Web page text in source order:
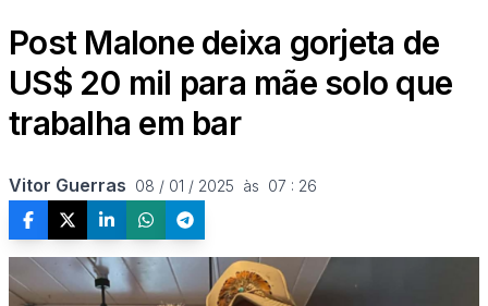
Post Malone deixa gorjeta de
US$ 20 mil para mãe solo que
trabalha em bar
Vitor Guerras 08 / 01 / 2025  às  07 : 26